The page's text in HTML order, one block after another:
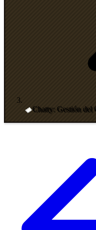
Chatty: Gestión del